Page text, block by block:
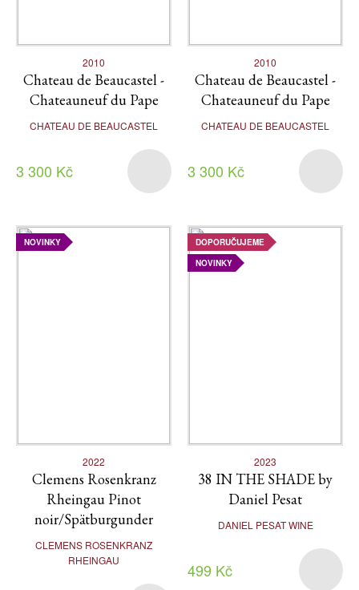
2010
Chateau de Beaucastel -
Chateauneuf du Pape
CHATEAU DE BEAUCASTEL
3 300 Kč
2010
Chateau de Beaucastel -
Chateauneuf du Pape
CHATEAU DE BEAUCASTEL
3 300 Kč
NOVINKY
2022
Clemens Rosenkranz
Rheingau Pinot
noir/Spätburgunder
CLEMENS ROSENKRANZ
RHEINGAU
DOPORUČUJEME
NOVINKY
2023
38 IN THE SHADE by
Daniel Pesat
DANIEL PESAT WINE
499 Kč